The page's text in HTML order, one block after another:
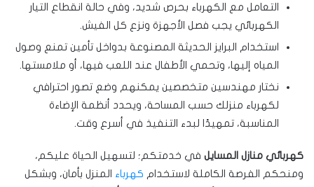
التعامل مع الكهرباء بحرص شديد، وفي حالة انقطاع التيار
الكهربائي يجب فصل الأجهزة ونزع كل الفيش.
استخدام البرايز الحديثة المصنوعة بدواخل تأمين تمنع وصول
المياه إليها، وتحمي الأطفال عند اللعب فيها، أو ملامستها.
نختار مهندسين متخصصين يمكنهم وضع تصور احترافي
لكهرباء منزلك حسب المساحة، ويحدد أنظمة الإضاءة
المناسبة، تمهيدًا لبدء التنفيذ في أسرع وقت.
كهربائي منازل المسايل في خدمتكم؛ لتسهيل الحياة عليكم،
ومنحكم الفرصة الكاملة لاستخدام كهرباء المنزل بأمان، وبشكل